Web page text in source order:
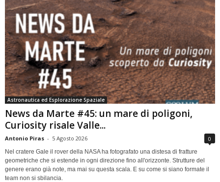
Astronautica ed Esplorazione Spaziale
News da Marte #45: un mare di poligoni,
Curiosity risale Valle...
Antonio Piras - 5 Agosto 2026 0
Nel cratere Gale il rover della NASA ha fotografato una distesa di fratture
geometriche che si estende in ogni direzione fino all'orizzonte. Strutture del
genere erano già note, ma mai su questa scala. E su come si siano formate il
team non si sbilancia.